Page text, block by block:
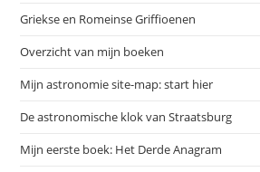
Griekse en Romeinse Griffioenen
Overzicht van mijn boeken
Mijn astronomie site-map: start hier
De astronomische klok van Straatsburg
Mijn eerste boek: Het Derde Anagram